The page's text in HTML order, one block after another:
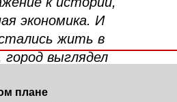
экономика. И
жить в
город выглядел
в стагнации и
плане